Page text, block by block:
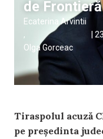
de Frontieră
Ecaterina Arvintii
,
Olga Gorceac
Tiraspolul acuză
pe președinta